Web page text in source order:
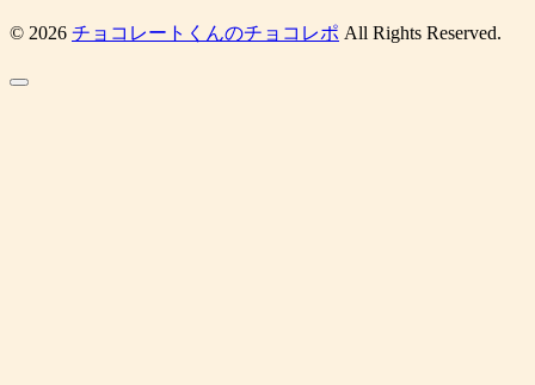
© 2026 チョコレートくんのチョコレポ All Rights Reserved.